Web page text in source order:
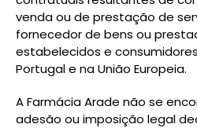
venda ou de prestação de
fornecedor de bens ou
estabelecidos e
Portugal e na União Europeia.
A Farmácia Arade não se
adesão ou imposição legal